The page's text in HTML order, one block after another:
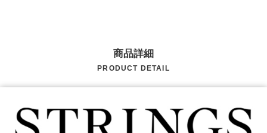
商品詳細
PRODUCT DETAIL